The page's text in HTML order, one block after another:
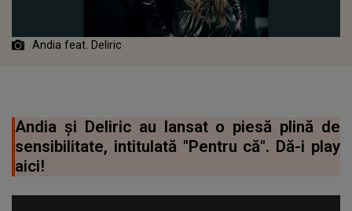
Andia feat. Deliric
Andia și Deliric au lansat o piesă plină de
sensibilitate, intitulată "Pentru că". Dă-i play
aici!